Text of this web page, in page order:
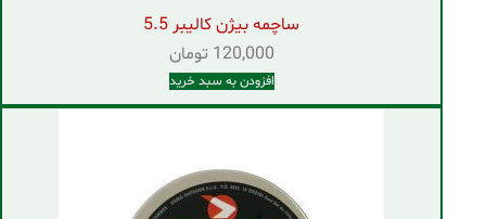
ساچمه بیژن کالیبر 5.5
120,000 تومان
افزودن به سبد خرید